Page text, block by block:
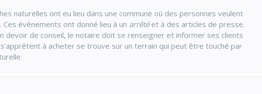
naturelles ont eu lieu dans une commune où des personnes veulent
Ces évènements ont donné lieu à un arrêtéet à des articles de presse.
devoir de conseil, le notaire doit se renseigner et informer ses clients
s'apprêtent à acheter se trouve sur un terrain qui peut être touché par